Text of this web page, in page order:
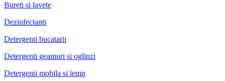
Bureti si lavete
Dezinfectanti
Detergenti bucatarii
Detergenti geamuri si oglinzi
Detergenti mobila si lemn